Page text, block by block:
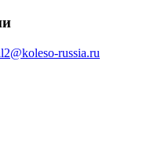
russia.ru